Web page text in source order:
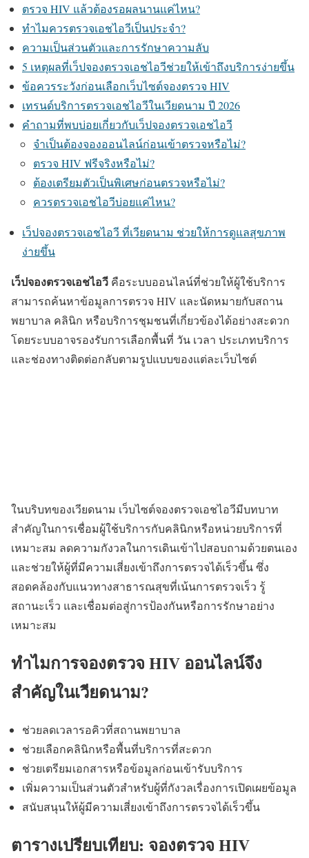
ตรวจ HIV แล้วต้องรอผลนานแค่ไหน?
ทำไมควรตรวจเอชไอวีเป็นประจำ?
ความเป็นส่วนตัวและการรักษาความลับ
5 เหตุผลที่เว็ปจองตรวจเอชไอวีช่วยให้เข้าถึงบริการง่ายขึ้น
ข้อควรระวังก่อนเลือกเว็บไซต์จองตรวจ HIV
เทรนด์บริการตรวจเอชไอวีในเวียดนาม ปี 2026
คำถามที่พบบ่อยเกี่ยวกับเว็ปจองตรวจเอชไอวี
จำเป็นต้องจองออนไลน์ก่อนเข้าตรวจหรือไม่?
ตรวจ HIV ฟรีจริงหรือไม่?
ต้องเตรียมตัวเป็นพิเศษก่อนตรวจหรือไม่?
ควรตรวจเอชไอวีบ่อยแค่ไหน?
เว็ปจองตรวจเอชไอวี ที่เวียดนาม ช่วยให้การดูแลสุขภาพ
ง่ายขึ้น
เว็ปจองตรวจเอชไอวี คือระบบออนไลน์ที่ช่วยให้ผู้ใช้บริการ
สามารถค้นหาข้อมูลการตรวจ HIV และนัดหมายกับสถาน
พยาบาล คลินิก หรือบริการชุมชนที่เกี่ยวข้องได้อย่างสะดวก
โดยระบบอาจรองรับการเลือกพื้นที่ วัน เวลา ประเภทบริการ
และช่องทางติดต่อกลับตามรูปแบบของแต่ละเว็บไซต์
ในบริบทของเวียดนาม เว็บไซต์จองตรวจเอชไอวีมีบทบาท
สำคัญในการเชื่อมผู้ใช้บริการกับคลินิกหรือหน่วยบริการที่
เหมาะสม ลดความกังวลในการเดินเข้าไปสอบถามด้วยตนเอง
และช่วยให้ผู้ที่มีความเสี่ยงเข้าถึงการตรวจได้เร็วขึ้น ซึ่ง
สอดคล้องกับแนวทางสาธารณสุขที่เน้นการตรวจเร็ว รู้
สถานะเร็ว และเชื่อมต่อสู่การป้องกันหรือการรักษาอย่าง
เหมาะสม
ทำไมการจองตรวจ HIV ออนไลน์จึง
สำคัญในเวียดนาม?
ช่วยลดเวลารอคิวที่สถานพยาบาล
ช่วยเลือกคลินิกหรือพื้นที่บริการที่สะดวก
ช่วยเตรียมเอกสารหรือข้อมูลก่อนเข้ารับบริการ
เพิ่มความเป็นส่วนตัวสำหรับผู้ที่กังวลเรื่องการเปิดเผยข้อมูล
สนับสนุนให้ผู้มีความเสี่ยงเข้าถึงการตรวจได้เร็วขึ้น
ตารางเปรียบเทียบ: จองตรวจ HIV